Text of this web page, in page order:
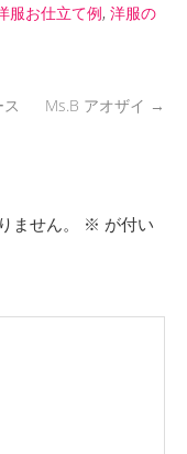
服お仕立て例, 洋服の
Ms.B アオザイ →
ません。 ※ が付い